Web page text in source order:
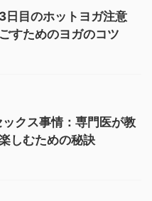
日目のホットヨガ注意
すためのヨガのコツ
クス事情：専門医が教
しむための秘訣